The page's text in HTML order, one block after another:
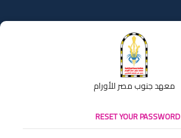
معهد جنوب مصر للأورام
RESET YOUR PASSWORD